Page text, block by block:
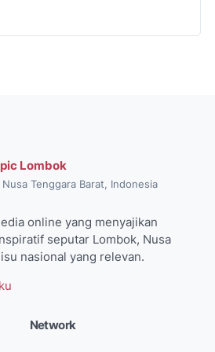
Lombok
Tenggara Barat, Indonesia
online yang menyajikan
seputar Lombok, Nusa
nasional yang relevan.
Network